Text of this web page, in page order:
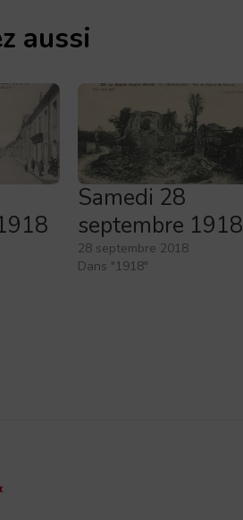
aussi
Samedi 28
septembre 1918
28 septembre 2018
Dans "1918"